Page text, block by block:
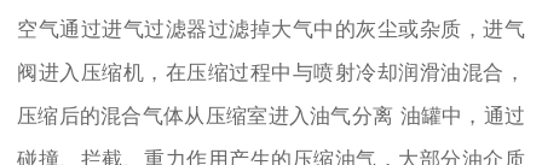
空气通过进气过滤器过滤掉大气中的灰尘或杂质，进气
阀进入压缩机，在压缩过程中与喷射冷却润滑油混合，
压缩后的混合气体从压缩室进入油气分离 油罐中，通过
碰撞、拦截、重力作用产生的压缩油气，大部分油介质